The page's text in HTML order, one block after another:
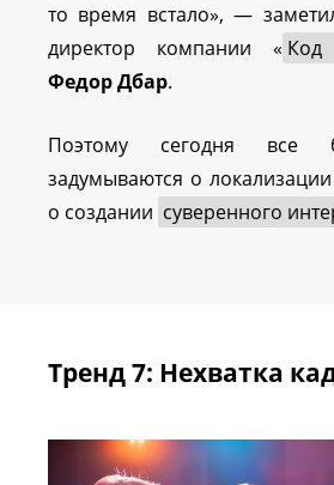
то время встало», —
директор компании « Код
Федор Дбар.
Поэтому сегодня все
задумываются о
о создании суверенного
Тренд 7: Нехватка